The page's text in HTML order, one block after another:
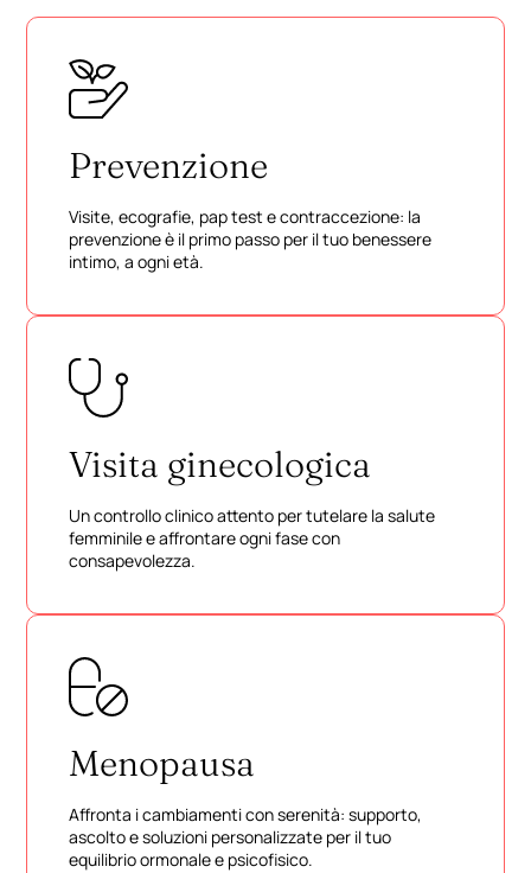
Prevenzione
Visite, ecografie, pap test e contraccezione: la
prevenzione è il primo passo per il tuo benessere
intimo, a ogni età.
Visita ginecologica
Un controllo clinico attento per tutelare la salute
femminile e affrontare ogni fase con
consapevolezza.
Menopausa
Affronta i cambiamenti con serenità: supporto,
ascolto e soluzioni personalizzate per il tuo
equilibrio ormonale e psicofisico.